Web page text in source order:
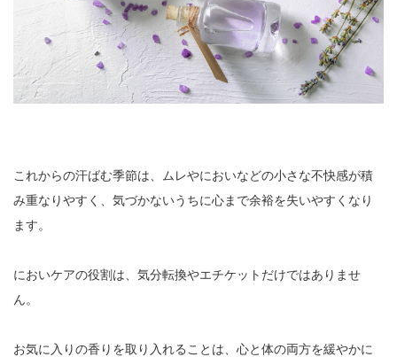
これからの汗ばむ季節は、ムレやにおいなどの小さな不快感が積
み重なりやすく、気づかないうちに心まで余裕を失いやすくなり
ます。
においケアの役割は、気分転換やエチケットだけではありませ
ん。
お気に入りの香りを取り入れることは、心と体の両方を緩やかに